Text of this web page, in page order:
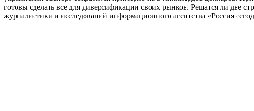
готовы сделать все для диверсификации своих рынков. Решатся ли две
журналистики и исследований информационного агентства «Россия